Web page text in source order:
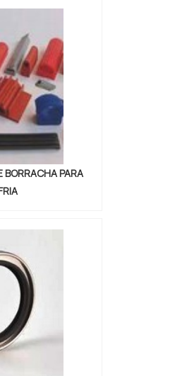
para vedação
consegue
Vedação. É
fabri...
BORRACHA PARA